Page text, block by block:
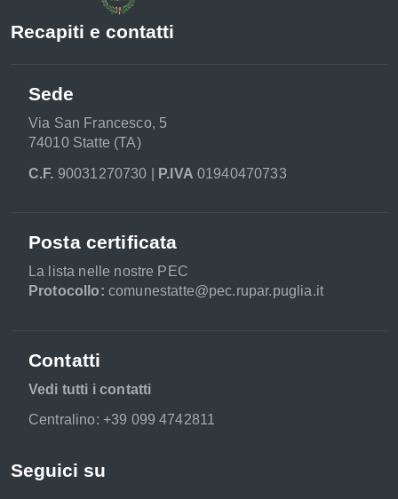
Recapiti e contatti
Sede
Via San Francesco, 5
74010 Statte (TA)
C.F. 90031270730 | P.IVA 01940470733
Posta certificata
La lista nelle nostre PEC
Protocollo: comunestatte@pec.rupar.puglia.it
Contatti
Vedi tutti i contatti
Centralino: +39 099 4742811
Seguici su